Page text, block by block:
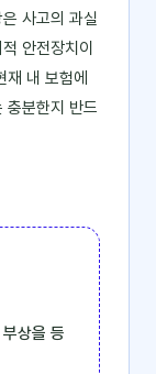
사고의 과실
안전장치이
내 보험에
충분한지 반드
상을 등